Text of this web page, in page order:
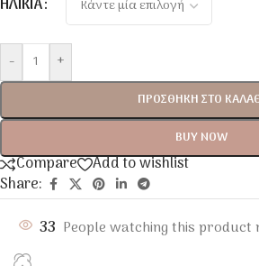
ΗΛΙΚΊΑ
- +
ΠΡΟΣΘΉΚΗ ΣΤΟ
BUY NOW
Compare
Add to wishlist
Share:
33 People watching this product